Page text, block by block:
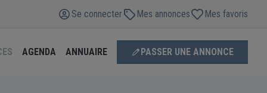
Se connecter Mes annonces Mes favoris
AGENDA ANNUAIRE PASSER UNE ANNONCE